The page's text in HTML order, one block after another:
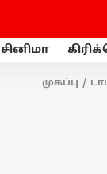
சினிமா
முகப்பு